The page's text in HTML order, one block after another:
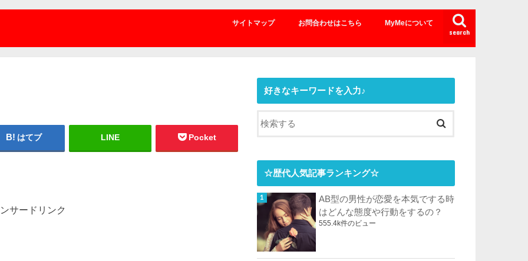
search
サイトマップ お問合わせはこちら MyMeについて
はてブ LINE Pocket
サードリンク
好きなキーワードを入力♪
☆歴代人気記事ランキング☆
AB型の男性が恋愛を本気でする時
はどんな態度や行動をするの？
555.4k件のビュー